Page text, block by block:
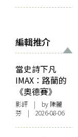
編輯推介
當史詩下凡
IMAX：路蘭的
《奧德賽》
影評 | by 陳麗
芬 | 2026-08-06